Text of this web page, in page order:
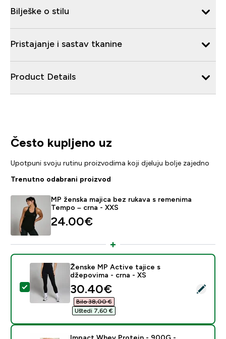
Bilješke o stilu
Pristajanje i sastav tkanine
Product Details
Često kupljeno uz
Upotpuni svoju rutinu proizvodima koji djeluju bolje zajedno
Trenutno odabrani proizvod
MP ženska majica bez rukava s remenima
Tempo – crna - XXS
24.00€‎
Odaberi ovaj proizvod - Ženske MP Active tajice s
Ženske MP Active tajice s
džepovima - crna - XS
discounted price
30.40€‎
Bilo 38,00 €‎
Uštedi 7,60 €‎
Impact Whey Protein - 900G -